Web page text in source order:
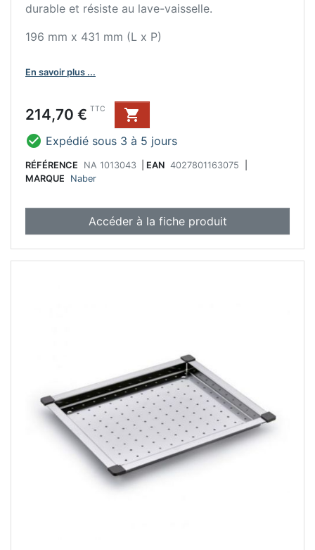
durable et résiste au lave-vaisselle.
196 mm x 431 mm (L x P)
En savoir plus ...
Prix
214,70 € TTC

 Expédié sous 3 à 5 jours
RÉFÉRENCE NA 1013043 EAN 4027801163075
MARQUE
Naber
Accéder à la fiche produit